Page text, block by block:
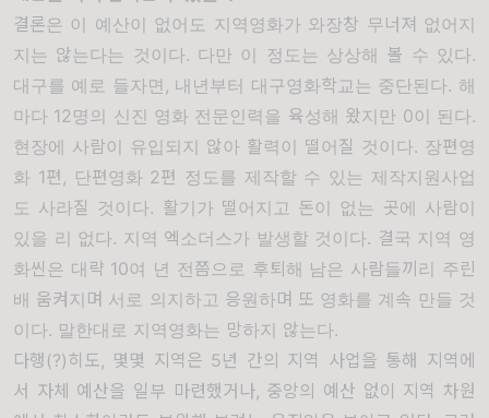
결론은 이 예산이 없어도 지역영화가 와장창 무너져 없어지
지는 않는다는 것이다. 다만 이 정도는 상상해 볼 수 있다.
대구를 예로 들자면 , 내년부터 대구영화학교는 중단된다. 해
마다 12명의 신진 영화 전문인력을 육성해 왔지만 0이 된다.
현장에 사람이 유입되지 않아 활력이 떨어질 것이다. 장편영
화 1편 , 단편영화 2편 정도를 제작할 수 있는 제작지원사업
도 사라질 것이다. 활기가 떨어지고 돈이 없는 곳에 사람이
있을 리 없다. 지역 엑소더스가 발생할 것이다. 결국 지역 영
화씬은 대략 10여 년 전쯤으로 후퇴해 남은 사람들끼리 주린
배 움켜지며 서로 의지하고 응원하며 또 영화를 계속 만들 것
이다. 말한대로 지역영화는 망하지 않는다.
다행(?)히도, 몇몇 지역은 5년 간의 지역 사업을 통해 지역에
서 자체 예산을 일부 마련했거나, 중앙의 예산 없이 지역 차원